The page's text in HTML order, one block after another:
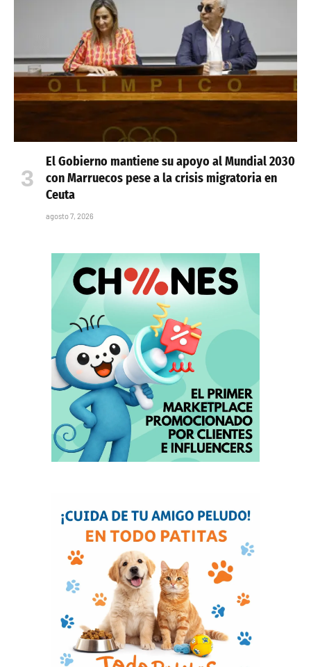
El Gobierno mantiene su apoyo al Mundial 2030
con Marruecos pese a la crisis migratoria en
Ceuta
agosto 7, 2026